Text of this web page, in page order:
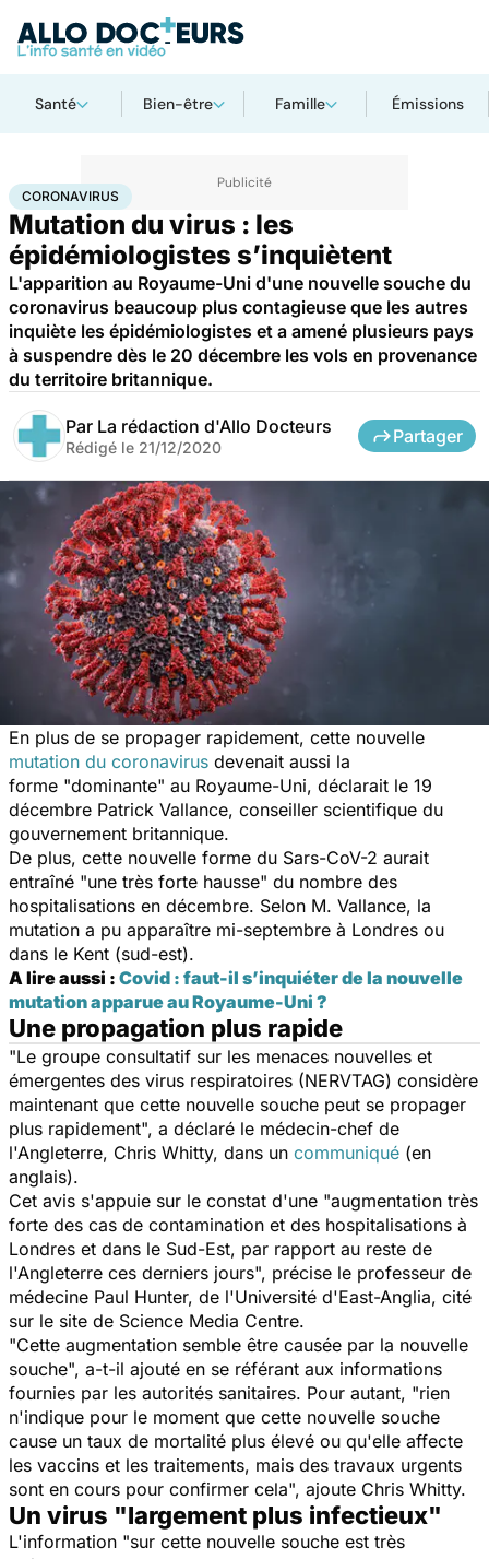
Santé Bien-être Famille Émissions
AccueilSantéMaladies Coronavirus
CORONAVIRUS
Mutation du virus : les
épidémiologistes s’inquiètent
L'apparition au Royaume-Uni d'une nouvelle souche du
coronavirus beaucoup plus contagieuse que les autres
inquiète les épidémiologistes et a amené plusieurs pays
à suspendre dès le 20 décembre les vols en provenance
du territoire britannique.
Par La rédaction d'Allo Docteurs
Rédigé le 21/12/2020
Partager
En plus de se propager rapidement, cette nouvelle
mutation du coronavirus devenait aussi la
forme "dominante" au Royaume-Uni, déclarait le 19
décembre Patrick Vallance, conseiller scientifique du
gouvernement britannique.
De plus, cette nouvelle forme du Sars-CoV-2 aurait
entraîné "une très forte hausse" du nombre des
hospitalisations en décembre. Selon M. Vallance, la
mutation a pu apparaître mi-septembre à Londres ou
dans le Kent (sud-est).
A lire aussi : Covid : faut-il s’inquiéter de la nouvelle
mutation apparue au Royaume-Uni ?
Une propagation plus rapide
"Le groupe consultatif sur les menaces nouvelles et
émergentes des virus respiratoires (NERVTAG) considère
maintenant que cette nouvelle souche peut se propager
plus rapidement", a déclaré le médecin-chef de
l'Angleterre, Chris Whitty, dans un communiqué (en
anglais).
Cet avis s'appuie sur le constat d'une "augmentation très
forte des cas de contamination et des hospitalisations à
Londres et dans le Sud-Est, par rapport au reste de
l'Angleterre ces derniers jours", précise le professeur de
médecine Paul Hunter, de l'Université d'East-Anglia, cité
sur le site de Science Media Centre.
"Cette augmentation semble être causée par la nouvelle
souche", a-t-il ajouté en se référant aux informations
fournies par les autorités sanitaires. Pour autant, "rien
n'indique pour le moment que cette nouvelle souche
cause un taux de mortalité plus élevé ou qu'elle affecte
les vaccins et les traitements, mais des travaux urgents
sont en cours pour confirmer cela", ajoute Chris Whitty.
Un virus "largement plus infectieux"
L'information "sur cette nouvelle souche est très